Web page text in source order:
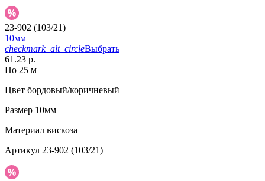
23-902 (103/21)
10мм
checkmark_alt_circleВыбрать
61.23 р.
По 25 м
Цвет бордовый/коричневый
Размер 10мм
Материал вискоза
Артикул 23-902 (103/21)